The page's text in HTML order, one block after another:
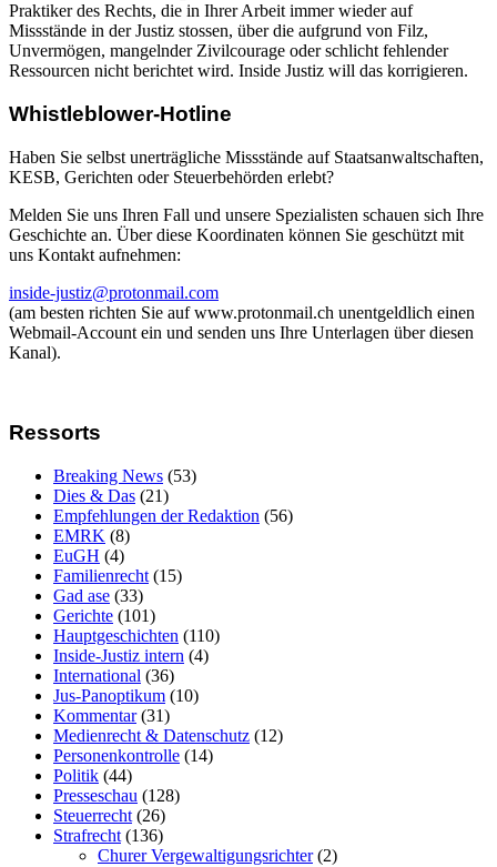
Praktiker des Rechts, die in Ihrer Arbeit immer wieder auf
Missstände in der Justiz stossen, über die aufgrund von Filz,
Unvermögen, mangelnder Zivilcourage oder schlicht fehlender
Ressourcen nicht berichtet wird. Inside Justiz will das korrigieren.
Whistleblower-Hotline
Haben Sie selbst unerträgliche Missstände auf Staatsanwaltschaften,
KESB, Gerichten oder Steuerbehörden erlebt?
Melden Sie uns Ihren Fall und unsere Spezialisten schauen sich Ihre
Geschichte an. Über diese Koordinaten können Sie geschützt mit
uns Kontakt aufnehmen:
inside-justiz@protonmail.com
(am besten richten Sie auf www.protonmail.ch unentgeldlich einen
Webmail-Account ein und senden uns Ihre Unterlagen über diesen
Kanal).
Ressorts
Breaking News (53)
Dies & Das (21)
Empfehlungen der Redaktion (56)
EMRK (8)
EuGH (4)
Familienrecht (15)
Gad ase (33)
Gerichte (101)
Hauptgeschichten (110)
Inside-Justiz intern (4)
International (36)
Jus-Panoptikum (10)
Kommentar(31)
Medienrecht & Datenschutz (12)
Personenkontrolle (14)
Politik (44)
Presseschau (128)
Steuerrecht (26)
Strafrecht (136)
Churer Vergewaltigungsrichter(2)